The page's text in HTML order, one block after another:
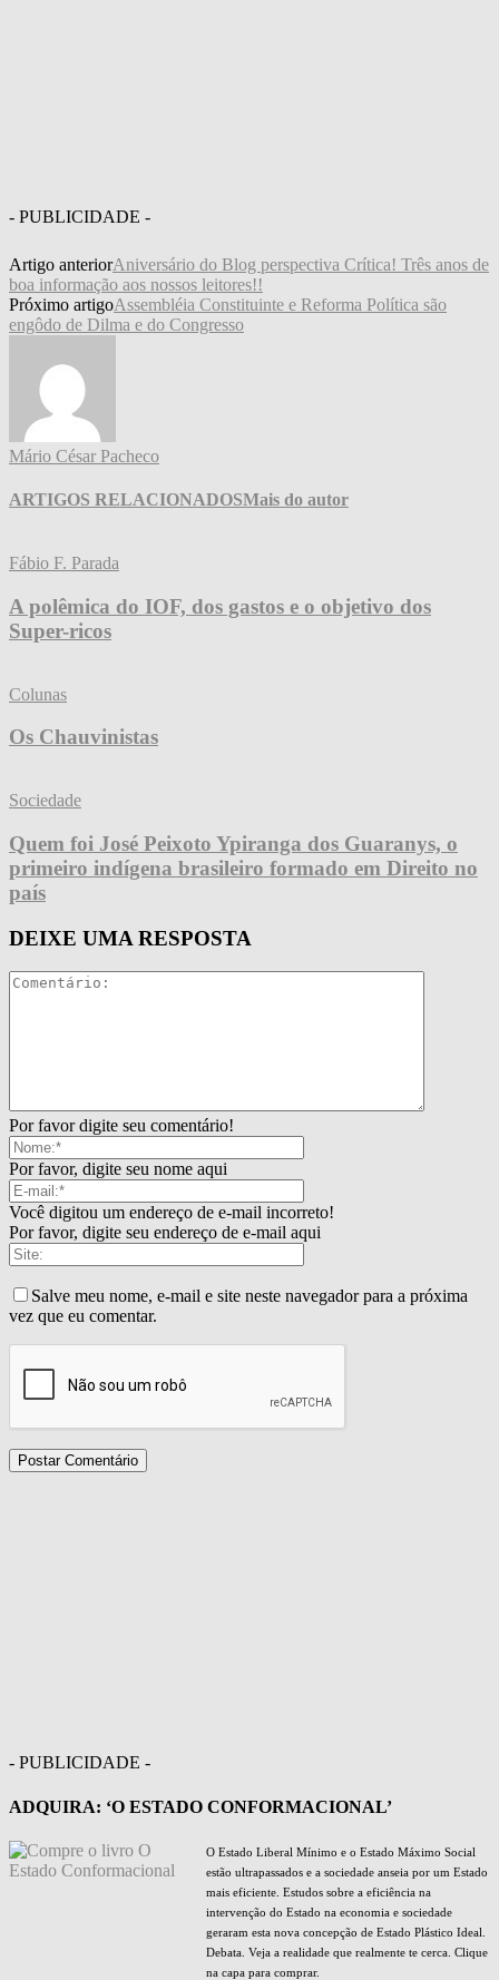
- PUBLICIDADE -
Artigo anteriorAniversário do Blog perspectiva Crítica! Três anos de
boa informação aos nossos leitores!!
Próximo artigoAssembléia Constituinte e Reforma Política são
engôdo de Dilma e do Congresso
Mário César Pacheco
ARTIGOS RELACIONADOSMais do autor
Fábio F. Parada
A polêmica do IOF, dos gastos e o objetivo dos
Super-ricos
Colunas
Os Chauvinistas
Sociedade
Quem foi José Peixoto Ypiranga dos Guaranys, o
primeiro indígena brasileiro formado em Direito no
país
DEIXE UMA RESPOSTA
Por favor digite seu comentário!
Por favor, digite seu nome aqui
Você digitou um endereço de e-mail incorreto!
Por favor, digite seu endereço de e-mail aqui
Salve meu nome, e-mail e site neste navegador para a próxima
vez que eu comentar.
- PUBLICIDADE -
ADQUIRA: ‘O ESTADO CONFORMACIONAL’
O Estado Liberal Mínimo e o Estado Máximo Social
estão ultrapassados e a sociedade anseia por um Estado
mais eficiente. Estudos sobre a eficiência na
intervenção do Estado na economia e sociedade
geraram esta nova concepção de Estado Plástico Ideal.
Debata. Veja a realidade que realmente te cerca. Clique
na capa para comprar.